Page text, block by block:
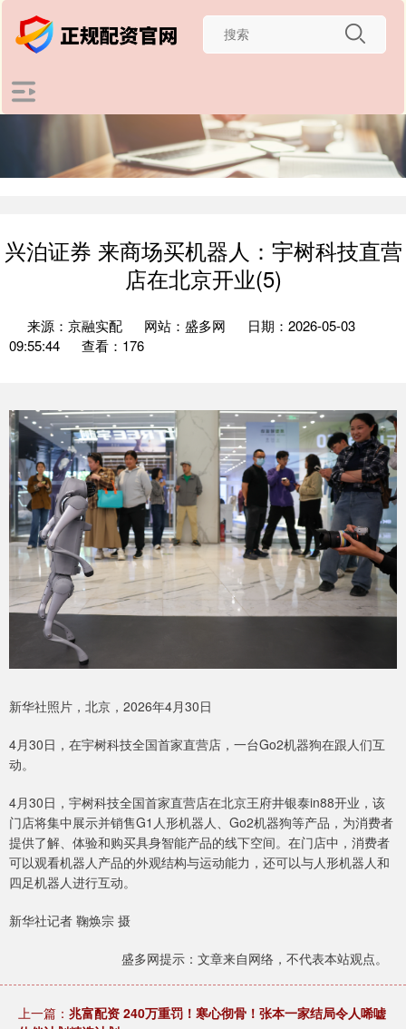
兴泊证券 来商场买机器人：宇树科技直营
店在北京开业(5)
来源：京融实配 网站：盛多网
日期：2026-05-03
09:55:44
查看：176
新华社照片，北京，2026年4月30日
4月30日，在宇树科技全国首家直营店，一台Go2机器狗在跟人们互
动。
4月30日，宇树科技全国首家直营店在北京王府井银泰in88开业，该
门店将集中展示并销售G1人形机器人、Go2机器狗等产品，为消费者
提供了解、体验和购买具身智能产品的线下空间。在门店中，消费者
可以观看机器人产品的外观结构与运动能力，还可以与人形机器人和
四足机器人进行互动。
新华社记者 鞠焕宗 摄
盛多网提示：文章来自网络，不代表本站观点。
上一篇： 兆富配资 240万重罚！寒心彻骨！张本一家结局令人唏嘘